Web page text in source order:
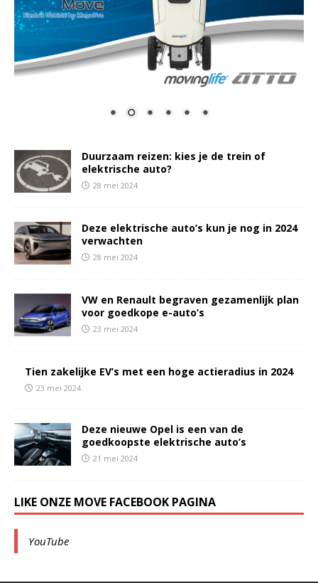
Duurzaam reizen: kies je de trein of
elektrische auto?
28 mei 2024
Deze elektrische auto’s kun je nog in 2024
verwachten
28 mei 2024
VW en Renault begraven gezamenlijk plan
voor goedkope e-auto’s
23 mei 2024
Tien zakelijke EV’s met een hoge actieradius in 2024
23 mei 2024
Deze nieuwe Opel is een van de
goedkoopste elektrische auto’s
21 mei 2024
LIKE ONZE MOVE FACEBOOK PAGINA
YouTube